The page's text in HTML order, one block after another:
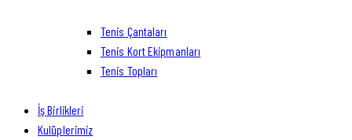
Tenis Çantaları
Tenis Kort Ekipmanları
Tenis Topları
İş Birlikleri
Kulüplerimiz